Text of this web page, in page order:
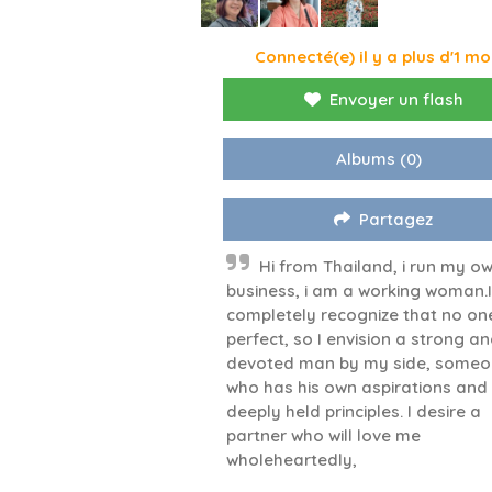
Connecté(e) il y a plus d'1
Envoyer un flash
Albums (0)
Partagez
Hi from Thailand, i run my
business, i am a working woman.I
completely recognize that no
perfect, so I envision a strong
devoted man by my side,
who has his own aspirations and
deeply held principles. I desire a
partner who will love me
wholeheartedly,